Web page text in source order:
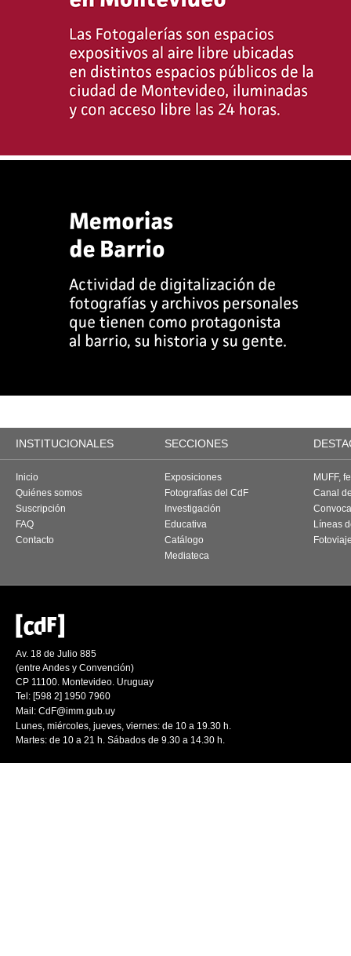
INSTITUCIONALES SECCIONES
Inicio
Quiénes somos
Suscripción
FAQ
Contacto
Exposiciones
Fotografías del CdF
Investigación
Educativa
Catálogo
Mediateca
MUFF,
Canal
Líneas
Av. 18 de Julio 885
(entre Andes y Convención)
CP 11100. Montevideo. Uruguay
Tel: [598 2] 1950 7960
Mail: CdF@imm.gub.uy
Lunes, miércoles, jueves, viernes: de 10 a 19.30 h.
Martes: de 10 a 21 h. Sábados de 9.30 a 14.30 h.